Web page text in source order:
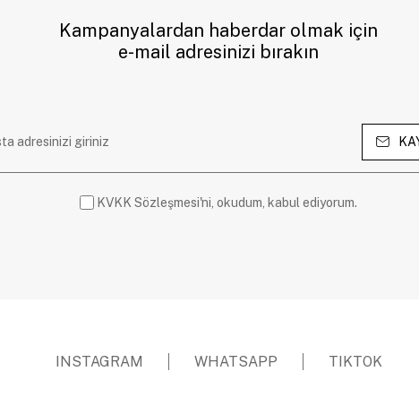
Kampanyalardan haberdar olmak için
e-mail adresinizi bırakın
KVKK Sözleşmesi'ni, okudum, kabul ediyorum.
INSTAGRAM WHATSAPP TIKTOK